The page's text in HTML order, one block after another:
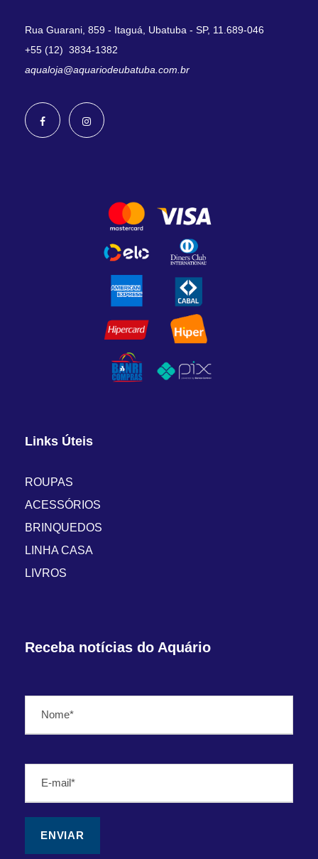
Rua Guarani, 859 - Itaguá, Ubatuba - SP, 11.689-046
+55 (12) 3834-1382
aqualoja@aquariodeubatuba.com.br
Links Úteis
ROUPAS
ACESSÓRIOS
BRINQUEDOS
LINHA CASA
LIVROS
Receba notícias do Aquário